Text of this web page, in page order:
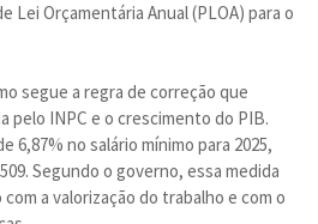
Lei Orçamentária Anual (PLOA) para o
segue a regra de correção que
pelo INPC e o crescimento do PIB.
6,87% no salário mínimo para 2025,
Segundo o governo, essa medida
a valorização do trabalho e com o